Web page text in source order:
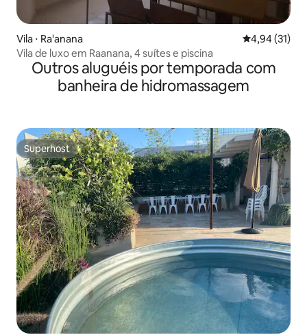
Vila ⋅ Ra'anana 4,94 de uma
4,94 (31)
Vila de luxo em Raanana, 4 suítes e piscina
Outros aluguéis por temporada com
banheira de hidromassagem
Superhost
Superhost